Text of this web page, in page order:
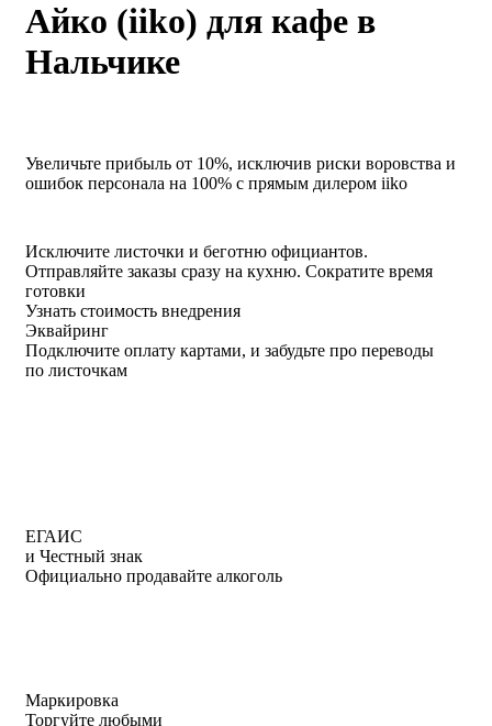
Айко (iiko) для кафе в
Нальчике
Увеличьте прибыль от 10%, исключив риски воровства и
ошибок персонала на 100% с прямым дилером iiko
Исключите листочки и беготню официантов.
Отправляйте заказы сразу на кухню. Сократите время
готовки
Узнать стоимость внедрения
Эквайринг
Подключите оплату картами, и забудьте про переводы
по листочкам
ЕГАИС
и Честный знак
Официально продавайте алкоголь
Маркировка
Торгуйте любыми